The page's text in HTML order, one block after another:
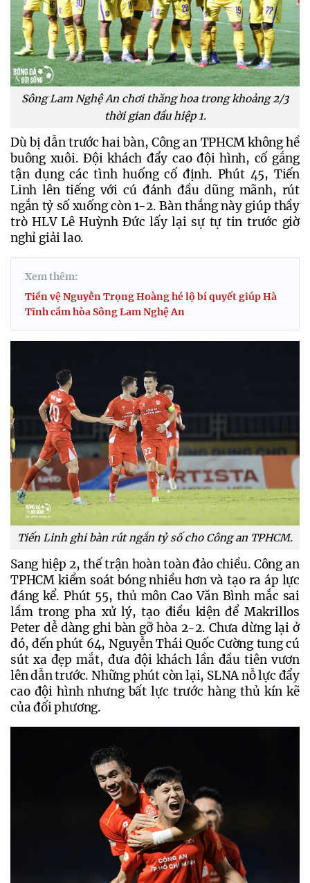
Sông Lam Nghệ An chơi thăng hoa trong khoảng 2/3
thời gian đầu hiệp 1.
Dù bị dẫn trước hai bàn, Công an TPHCM không hề
buông xuôi. Đội khách đẩy cao đội hình, cố gắng
tận dụng các tình huống cố định. Phút 45, Tiến
Linh lên tiếng với cú đánh đầu dũng mãnh, rút
ngắn tỷ số xuống còn 1-2. Bàn thắng này giúp thầy
trò HLV Lê Huỳnh Đức lấy lại sự tự tin trước giờ
nghỉ giải lao.
Xem thêm:
Tiền vệ Nguyễn Trọng Hoàng hé lộ bí quyết giúp Hà
Tĩnh cầm hòa Sông Lam Nghệ An
Tiến Linh ghi bàn rút ngắn tỷ số cho Công an TPHCM.
Sang hiệp 2, thế trận hoàn toàn đảo chiều. Công an
TPHCM kiểm soát bóng nhiều hơn và tạo ra áp lực
đáng kể. Phút 55, thủ môn Cao Văn Bình mắc sai
lầm trong pha xử lý, tạo điều kiện để Makrillos
Peter dễ dàng ghi bàn gỡ hòa 2-2. Chưa dừng lại ở
đó, đến phút 64, Nguyễn Thái Quốc Cường tung cú
sút xa đẹp mắt, đưa đội khách lần đầu tiên vươn
lên dẫn trước. Những phút còn lại, SLNA nỗ lực đẩy
cao đội hình nhưng bất lực trước hàng thủ kín kẽ
của đối phương.